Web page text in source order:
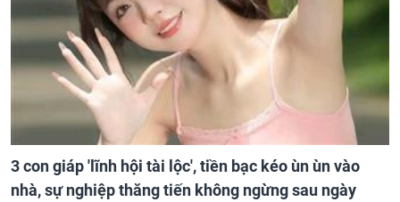
3 con giáp 'lĩnh hội tài lộc', tiền bạc kéo ùn ùn vào
nhà, sự nghiệp thăng tiến không ngừng sau ngày